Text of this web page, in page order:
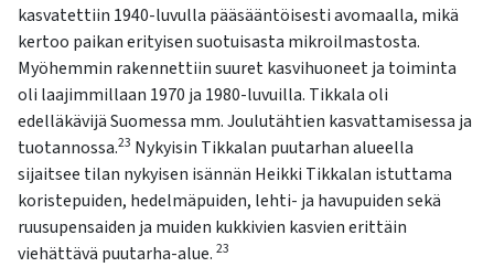
kasvatettiin 1940-luvulla pääsääntöisesti avomaalla, mikä
kertoo paikan erityisen suotuisasta mikroilmastosta.
Myöhemmin rakennettiin suuret kasvihuoneet ja toiminta
oli laajimmillaan 1970 ja 1980-luvuilla. Tikkala oli
edelläkävijä Suomessa mm. Joulutähtien kasvattamisessa ja
tuotannossa.23 Nykyisin Tikkalan puutarhan alueella
sijaitsee tilan nykyisen isännän Heikki Tikkalan istuttama
koristepuiden, hedelmäpuiden, lehti- ja havupuiden sekä
ruusupensaiden ja muiden kukkivien kasvien erittäin
viehättävä puutarha-alue. 23